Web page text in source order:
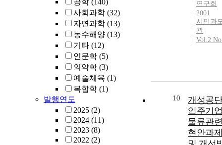
공학 (140)
사회과학 (32)
자연과학 (13)
농수해양 (13)
기타 (12)
인문학 (5)
의약학 (3)
예술체육 (1)
복합학 (1)
발행연도
2025 (2)
2024 (11)
2023 (8)
2022 (2)
연구회
2001
시민과
관
Vol.2
10
개성공단
입주기
물류관련
현안과제